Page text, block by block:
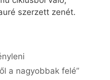
szerzett zenét.
a nagyobbak felé”